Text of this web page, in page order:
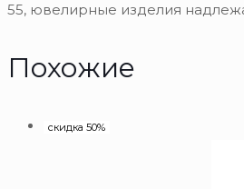
55, ювелирные изделия
Похожие
скидка 50%